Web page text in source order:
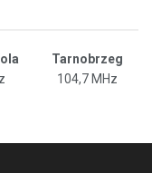
Tarnobrzeg
104,7 MHz